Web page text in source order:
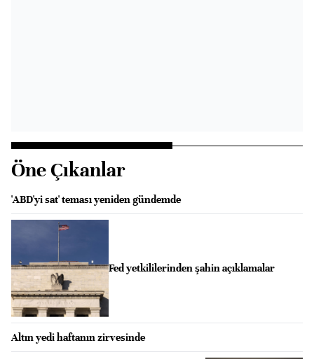
Öne Çıkanlar
'ABD'yi sat' teması yeniden gündemde
Fed yetkililerinden şahin açıklamalar
Altın yedi haftanın zirvesinde